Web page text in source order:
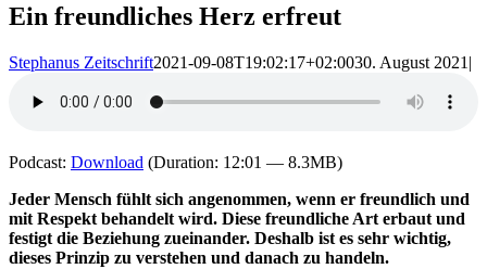
Ein freundliches Herz erfreut
Stephanus Zeitschrift2021-09-08T19:02:17+02:0030. August 2021 |
Podcast: Download (Duration: 12:01 — 8.3MB)
Jeder Mensch fühlt sich angenommen, wenn er freundlich und
mit Respekt behandelt wird. Diese freundliche Art erbaut und
festigt die Beziehung zueinander. Deshalb ist es sehr wichtig,
dieses Prinzip zu verstehen und danach zu handeln.